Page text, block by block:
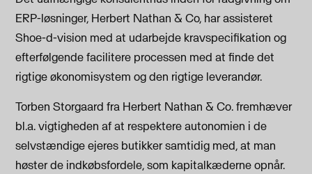
ERP-løsninger, Herbert Nathan & Co, har assisteret
Shoe-d-vision med at udarbejde kravspecifikation og
efterfølgende facilitere processen med at finde det
rigtige økonomisystem og den rigtige leverandør.
Torben Storgaard fra Herbert Nathan & Co. fremhæver
bl.a. vigtigheden af at respektere autonomien i de
selvstændige ejeres butikker samtidig med, at man
høster de indkøbsfordele, som kapitalkæderne opnår.